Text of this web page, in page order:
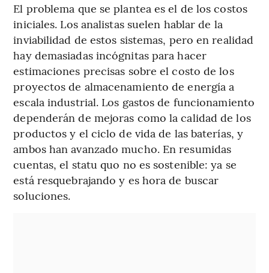
El problema que se plantea es el de los costos
iniciales. Los analistas suelen hablar de la
inviabilidad de estos sistemas, pero en realidad
hay demasiadas incógnitas para hacer
estimaciones precisas sobre el costo de los
proyectos de almacenamiento de energía a
escala industrial. Los gastos de funcionamiento
dependerán de mejoras como la calidad de los
productos y el ciclo de vida de las baterías, y
ambos han avanzado mucho. En resumidas
cuentas, el statu quo no es sostenible: ya se
está resquebrajando y es hora de buscar
soluciones.